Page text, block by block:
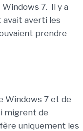
Windows 7. Il y a
avait averti les
prendre
Windows 7 et de
migrent de
uniquement les